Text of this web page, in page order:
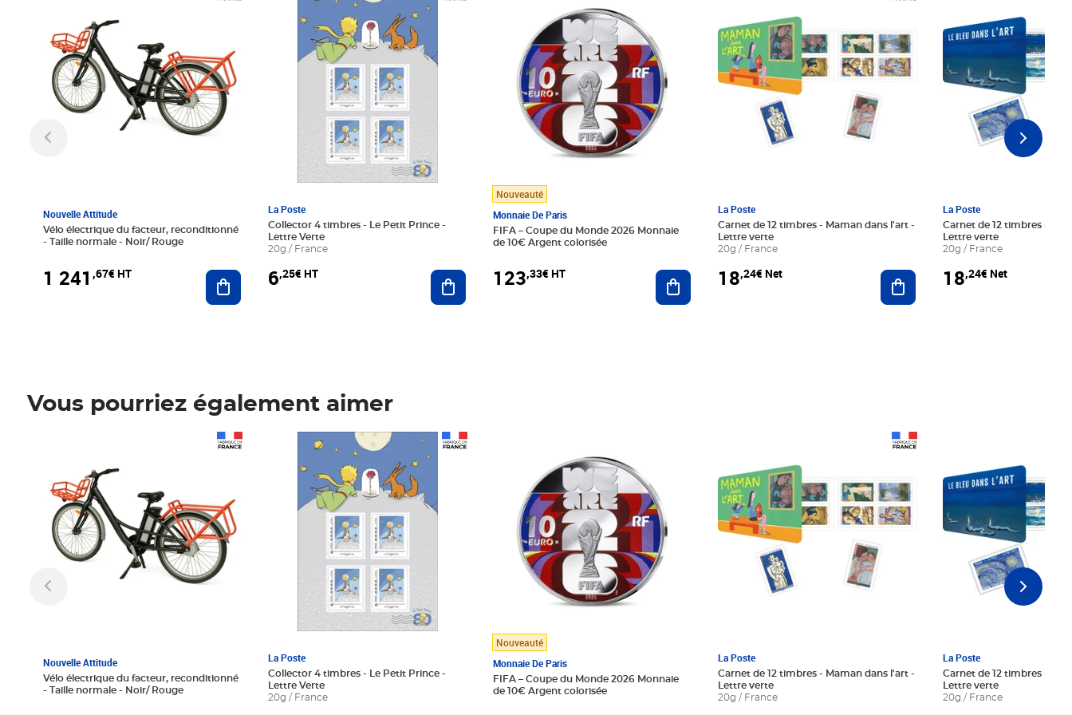
Nouvelle Attitude
Vélo électrique du facteur, reconditionné
- Taille normale - Noir/ Rouge
1 241 ,67€ HT Ajouter au panier
La Poste
Collector 4 timbres - Le Petit Prince -
Lettre Verte
20g / France
6,25€ HT Ajouter au panier
Nouveauté
Monnaie De Paris
FIFA – Coupe du Monde 2026 Monnaie
de 10€ Argent colorisée
123,33€ HT Ajouter au panier
La Poste
Carnet de 12 timbres - Maman dans l'art -
Lettre verte
20g / France
18,24€ Net Ajouter au panier
La Poste
Carnet de 12 timbres - Le
Lettre verte
20g / France
18,24€ Net
Vous pourriez également aimer
Nouvelle Attitude
Vélo électrique du facteur, reconditionné
- Taille normale - Noir/ Rouge
La Poste
Collector 4 timbres - Le Petit Prince -
Lettre Verte
20g / France
Prix 6,25€ HT
Nouveauté
Monnaie De Paris
FIFA – Coupe du Monde 2026 Monnaie
de 10€ Argent colorisée
La Poste
Carnet de 12 timbres - Maman dans l'art -
Lettre verte
20g / France
La Poste
Carnet de 12 timbres - Le
Lettre verte
20g / France